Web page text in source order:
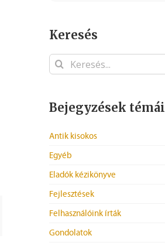
Keresés
Keresés...
Bejegyzések témái
Antik kisokos
Egyéb
Eladók kézikönyve
Fejlesztések
Felhasználóink írták
Gondolatok